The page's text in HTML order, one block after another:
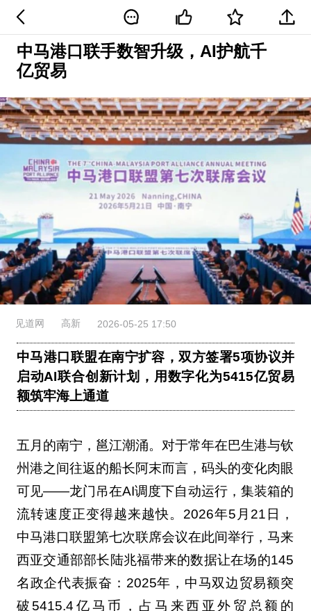
中马港口联手数智升级，AI护航千
亿贸易
见道网 高新 2026-05-25 17:50
中马港口联盟在南宁扩容，双方签署5项协议并
启动AI联合创新计划，用数字化为5415亿贸易
额筑牢海上通道
五月的南宁，邕江潮涌。对于常年在巴生港与钦
州港之间往返的船长阿末而言，码头的变化肉眼
可见——龙门吊在AI调度下自动运行，集装箱的
流转速度正变得越来越快。2026年5月21日，
中马港口联盟第七次联席会议在此间举行，马来
西亚交通部部长陆兆福带来的数据让在场的145
名政企代表振奋：2025年，中马双边贸易额突
破5415.4亿马币，占马来西亚外贸总额的